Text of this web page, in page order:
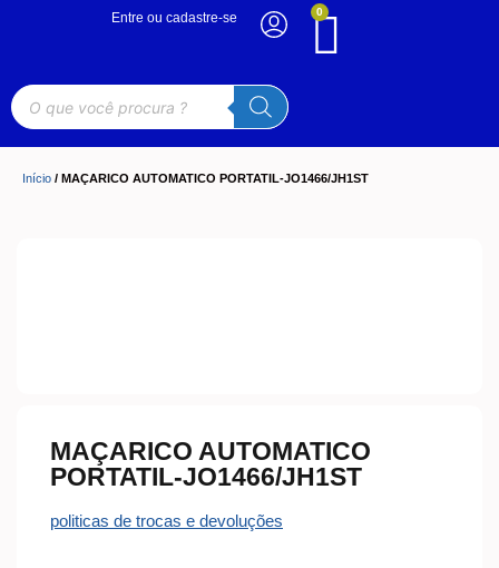
0
Entre ou cadastre-se
Início / MAÇARICO AUTOMATICO PORTATIL-JO1466/JH1ST
MAÇARICO AUTOMATICO
PORTATIL-JO1466/JH1ST
politicas de trocas e devoluções